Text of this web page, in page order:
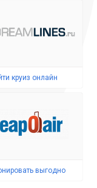
круиз онлайн
выгодно